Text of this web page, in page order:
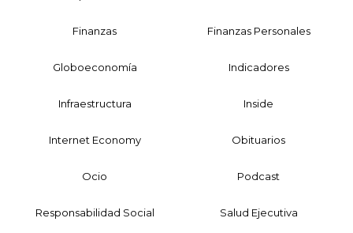
Finanzas Finanzas Personales
Globoeconomía Indicadores
Infraestructura Inside
Internet Economy Obituarios
Ocio Podcast
Responsabilidad Social Salud Ejecutiva